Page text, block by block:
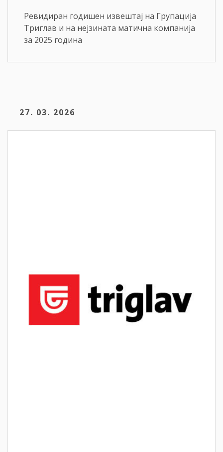
Ревидиран годишен извештај на Групација
Триглав и на нејзината матична компанија
за 2025 година
27. 03. 2026